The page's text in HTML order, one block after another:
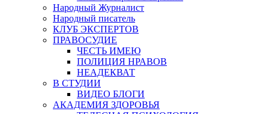
Народный Журналист
Народный писатель
КЛУБ ЭКСПЕРТОВ
ПРАВОСУДИЕ
ЧЕСТЬ ИМЕЮ
ПОЛИЦИЯ НРАВОВ
НЕАДЕКВАТ
В СТУДИИ
ВИДЕО БЛОГИ
АКАДЕМИЯ ЗДОРОВЬЯ